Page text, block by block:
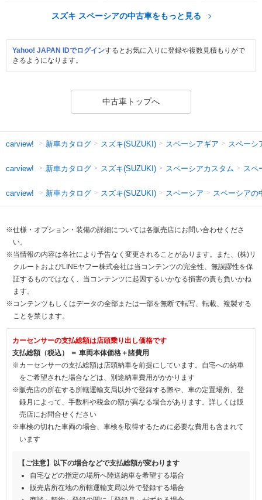
スズキ スペーシアの中古車をもっと見る
Yahoo! JAPAN IDでログインするとお気に入りに登録や複数見積もりがで
きるようになります。
中古車トップへ
carview! 新車カタログ スズキ(SUZUKI) スペーシアギア スペーシ
carview! 新車カタログ スズキ(SUZUKI) スペーシアカスタム スペ
carview! 新車カタログ スズキ(SUZUKI) スペーシア スペーシアの
※仕様・オプション・装備の詳細については各販売店にお問い合わせくださ
い。
※当情報の内容は各社により予告なく変更されることがあります。また、(株)リ
クルートおよびLINEヤフー株式会社は当コンテンツの完全性、無誤謬性を保
証するものではなく、当コンテンツに起因するいかなる損害の責も負いかね
ます。
※コンテンツもしくはデータの全部または一部を無断で転写、転載、複製する
ことを禁じます。
カーセンサーの支払総額は店頭乗り出し価格です
支払総額（税込） ＝ 車両本体価格＋諸費用
※カーセンサーの支払総額は店頭納車を前提にしています。自宅への納車
をご希望された場合などは、別途納車費用がかかります
※販売店の所在する所轄運輸支局以外で登録する際や、車の定置場所、登
録月によって、手数料や税金の額が異なる場合があります。詳しくは販
売店にお問合せください
※車検の切れた車両の場合、車検を取得するために必要な費用も含まれて
います
【ご注意】以下の場合などで支払総額が変わります
自宅などの指定の場所へ陸送納車を希望する場合
販売店所在地の所轄運輸支局以外で登録する場合